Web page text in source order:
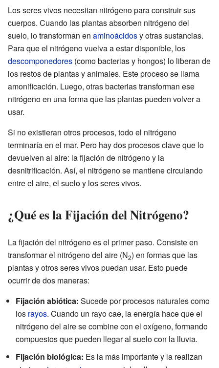
Los seres vivos necesitan nitrógeno para construir sus
cuerpos. Cuando las plantas absorben nitrógeno del
suelo, lo transforman en aminoácidosy otras sustancias.
Para que el nitrógeno vuelva a estar disponible, los
descomponedores (como bacterias y hongos) lo liberan de
los restos de plantas y animales. Este proceso se llama
amonificación. Luego, otras bacterias transforman ese
nitrógeno en una forma que las plantas pueden volver a
usar.
Si no existieran otros procesos, todo el nitrógeno
terminaría en el mar. Pero hay dos procesos clave que lo
devuelven al aire: la fijación de nitrógeno y la
desnitrificación. Así, el nitrógeno se mantiene circulando
entre el aire, el suelo y los seres vivos.
¿Qué es la Fijación del Nitrógeno?
La fijación del nitrógeno es el primer paso. Consiste en
transformar el nitrógeno del aire (N2) en formas que las
plantas y otros seres vivos puedan usar. Esto puede
ocurrir de dos maneras:
Fijación abiótica: Sucede por procesos naturales como
los rayos. Cuando un rayo cae, la energía hace que el
nitrógeno del aire se combine con el oxígeno, formando
compuestos que pueden llegar al suelo con la lluvia.
Fijación biológica: Es la más importante y la realizan